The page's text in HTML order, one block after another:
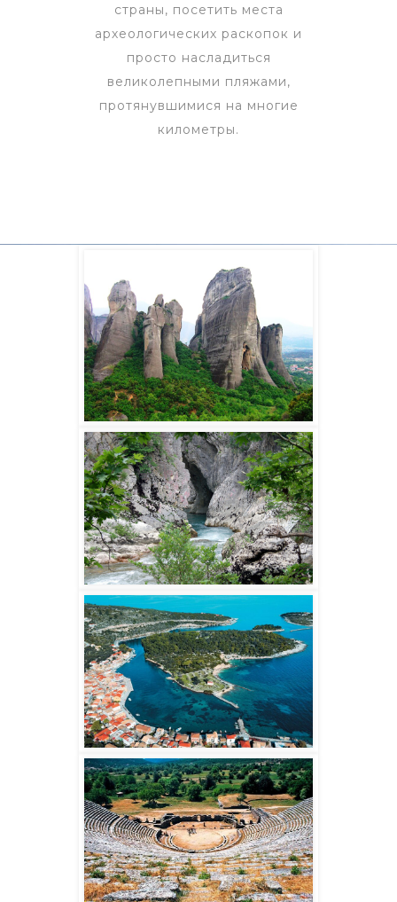
страны, посетить места
археологических раскопок и
просто насладиться
великолепными пляжами,
протянувшимися на многие
километры.